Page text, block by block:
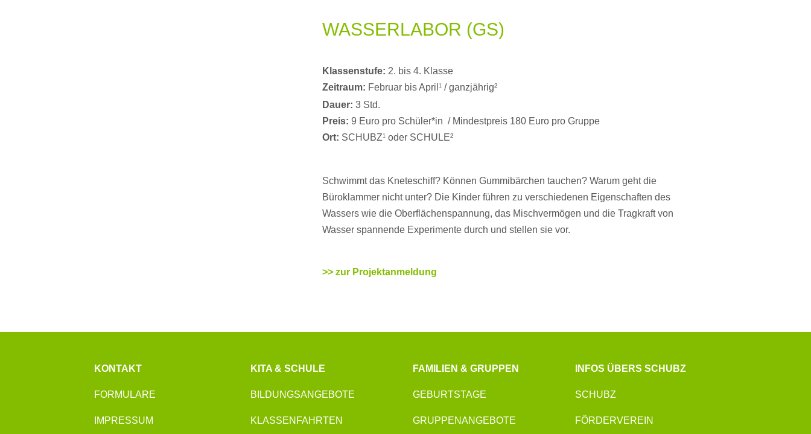
WASSERLABOR (GS)
Klassenstufe: 2. bis 4. Klasse
Zeitraum: Februar bis April 1 / ganzjährig²
Dauer: 3 Std.
Preis: 9 Euro pro Schüler*in / Mindestpreis 180 Euro pro Gruppe
Ort: SCHUBZ1 oder SCHULE²
Schwimmt das Kneteschiff? Können Gummibärchen tauchen? Warum geht die
Büroklammer nicht unter? Die Kinder führen zu verschiedenen Eigenschaften des
Wassers wie die Oberflächenspannung, das Mischvermögen und die Tragkraft von
Wasser spannende Experimente durch und stellen sie vor.
>> zur Projektanmeldung
KONTAKT
FORMULARE
IMPRESSUM
KITA & SCHULE
BILDUNGSANGEBOTE
KLASSENFAHRTEN
FAMILIEN & GRUPPEN
GEBURTSTAGE
GRUPPENANGEBOTE
INFOS ÜBERS SCHUBZ
SCHUBZ
FÖRDERVEREIN